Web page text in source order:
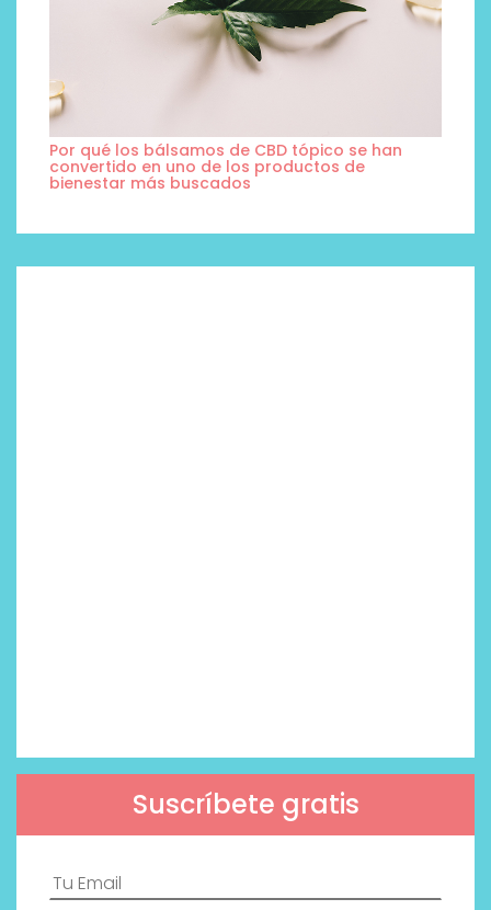
Por qué los bálsamos de CBD tópico se han
convertido en uno de los productos de
bienestar más buscados
Suscríbete gratis